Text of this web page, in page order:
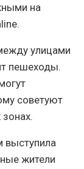
на
улицами
пешеходы.
советуют
выступила
жители